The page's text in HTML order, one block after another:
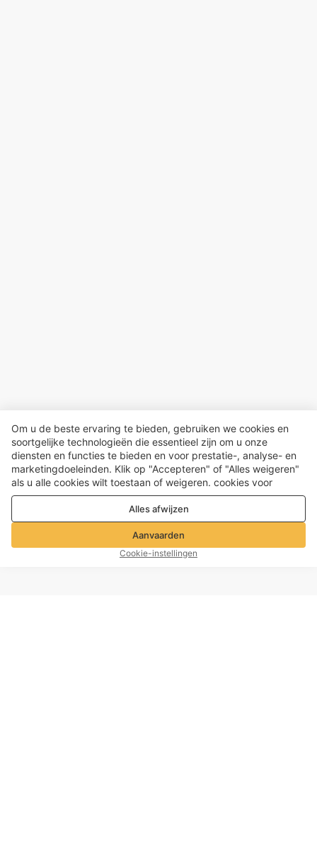
Om u de beste ervaring te bieden, gebruiken we cookies en
soortgelijke technologieën die essentieel zijn om u onze
diensten en functies te bieden en voor prestatie-, analyse- en
marketingdoeleinden. Klik op "Accepteren" of "Alles weigeren"
als u alle cookies wilt toestaan ​​of weigeren. cookies voor
prestatie-, analyse- en marketingdoeleinden. Voor meer details,
Privacy- en cookiebeleid
Alles afwijzen
Aanvaarden
Cookie-instellingen